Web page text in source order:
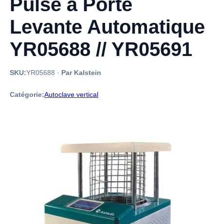
Pulsé à Porte
Levante Automatique
YR05688 // YR05691
SKU:YR05688 · Par Kalstein
Catégorie:Autoclave vertical